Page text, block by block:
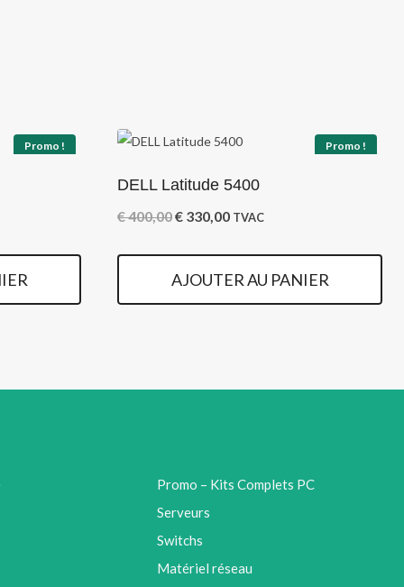
Promo ! Promo !
DELL Latitude 5400
€400,00Le
initial
était :
€ 330,00Le
actuel
est :
TVAC
AJOUTER AU PANIER
Promo – Kits Complets PC
Serveurs
Switchs
Matériel réseau